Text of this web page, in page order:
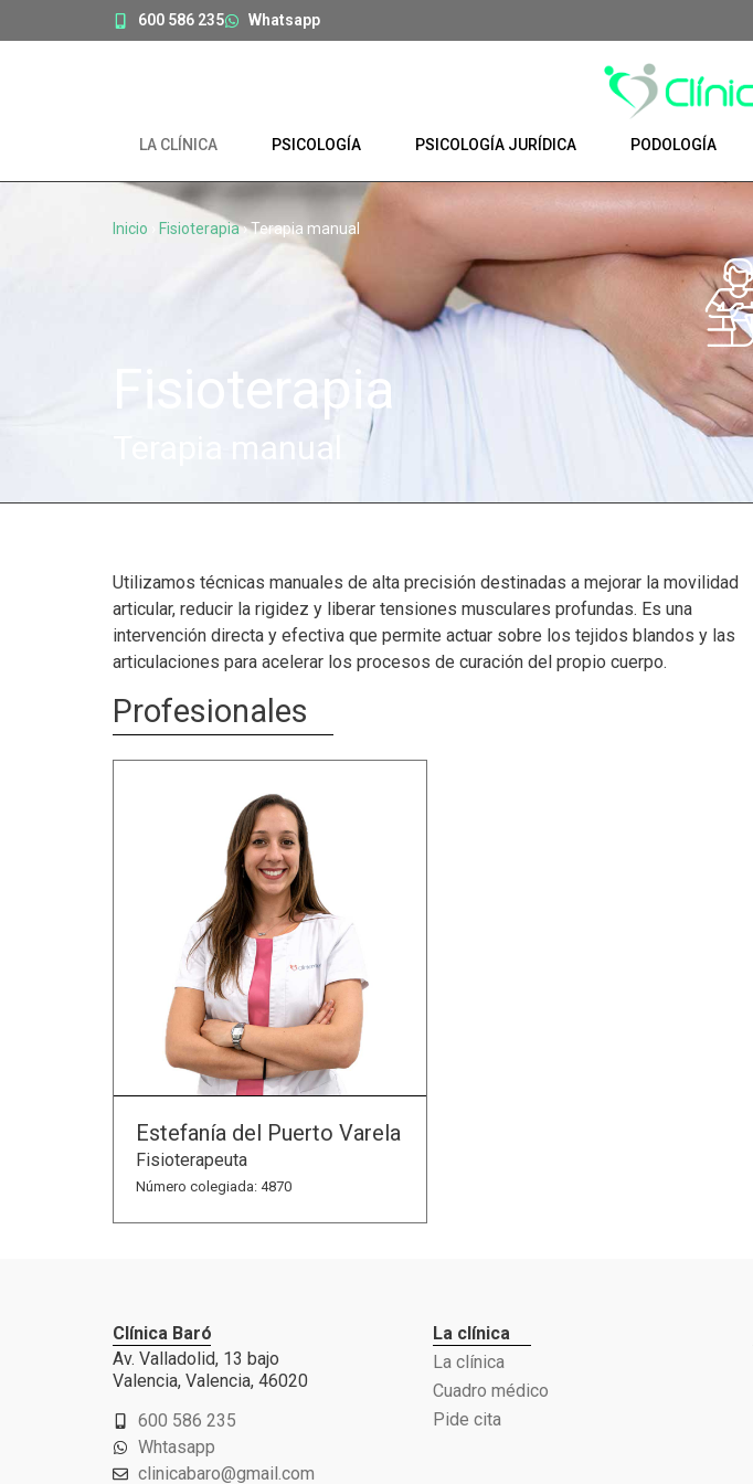
600 586 235 Whatsapp
LA CLÍNICA PSICOLOGÍA PSICOLOGÍA JURÍDICA PODOLOGÍA
Inicio Fisioterapia›Terapia manual
Fisioterapia
Terapia manual
Utilizamos técnicas manuales de alta precisión destinadas a mejorar la movilidad
articular, reducir la rigidez y liberar tensiones musculares profundas. Es una
intervención directa y efectiva que permite actuar sobre los tejidos blandos y las
articulaciones para acelerar los procesos de curación del propio cuerpo.
Profesionales
Estefanía del Puerto Varela​
Fisioterapeuta
Número colegiada: 4870
Clínica Baró
Av. Valladolid, 13 bajo
Valencia, Valencia, 46020
600 586 235
Whtasapp
clinicabaro@gmail.com
La clínica
La clínica
Cuadro médico
Pide cita